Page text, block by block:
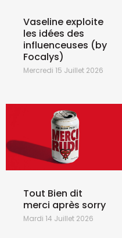
Vaseline exploite
les idées des
influenceuses (by
Focalys)
Mercredi 15 Juillet 2026
Tout Bien dit
merci après sorry
Mardi 14 Juillet 2026